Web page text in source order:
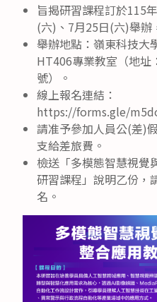
旨揭研習課程訂於115
(六)、7月25日(六)舉辦
舉辦地點：嶺東科技大
HT406專業教室（地址
號）。
線上報名連結：
https://forms.gle/
請准予參加人員公(差)
支給差旅費。
檢送「多模態智慧視覺
研習課程」說明乙份，
名。